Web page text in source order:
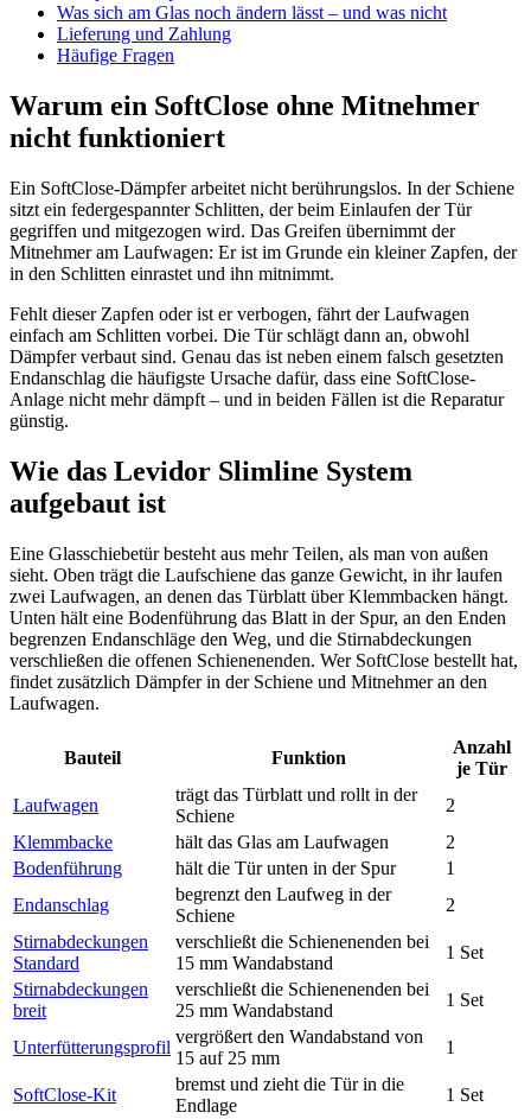
Was sich am Glas noch ändern lässt – und was nicht
Lieferung und Zahlung
Häufige Fragen
Warum ein SoftClose ohne Mitnehmer
nicht funktioniert
Ein SoftClose-Dämpfer arbeitet nicht berührungslos. In der Schiene
sitzt ein federgespannter Schlitten, der beim Einlaufen der Tür
gegriffen und mitgezogen wird. Das Greifen übernimmt der
Mitnehmer am Laufwagen: Er ist im Grunde ein kleiner Zapfen, der
in den Schlitten einrastet und ihn mitnimmt.
Fehlt dieser Zapfen oder ist er verbogen, fährt der Laufwagen
einfach am Schlitten vorbei. Die Tür schlägt dann an, obwohl
Dämpfer verbaut sind. Genau das ist neben einem falsch gesetzten
Endanschlag die häufigste Ursache dafür, dass eine SoftClose-
Anlage nicht mehr dämpft – und in beiden Fällen ist die Reparatur
günstig.
Wie das Levidor Slimline System
aufgebaut ist
Eine Glasschiebetür besteht aus mehr Teilen, als man von außen
sieht. Oben trägt die Laufschiene das ganze Gewicht, in ihr laufen
zwei Laufwagen, an denen das Türblatt über Klemmbacken hängt.
Unten hält eine Bodenführung das Blatt in der Spur, an den Enden
begrenzen Endanschläge den Weg, und die Stirnabdeckungen
verschließen die offenen Schienenenden. Wer SoftClose bestellt hat,
findet zusätzlich Dämpfer in der Schiene und Mitnehmer an den
Laufwagen.
Bauteil Funktion
Anzahl
je Tür
Laufwagen
trägt das Türblatt und rollt in der
Schiene
2
Klemmbacke
hält das Glas am Laufwagen
2
Bodenführung
hält die Tür unten in der Spur
1
Endanschlag
begrenzt den Laufweg in der
Schiene
2
Stirnabdeckungen
Standard
verschließt die Schienenenden bei
15 mm Wandabstand
1 Set
Stirnabdeckungen
breit
verschließt die Schienenenden bei
25 mm Wandabstand
1 Set
Unterfütterungsprofil
vergrößert den Wandabstand von
15 auf 25 mm
1
SoftClose-Kit
bremst und zieht die Tür in die
Endlage
1 Set